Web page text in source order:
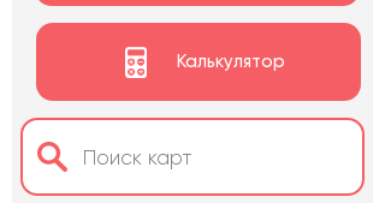
Калькулятор